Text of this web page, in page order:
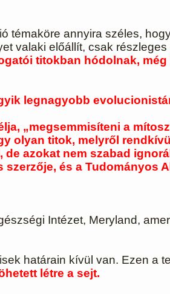
témaköre annyira széles,
valaki előállít, csak részleges
titokban hódolnak, még
legnagyobb
„megsemmisíteni a
olyan titok, melyről
de azokat nem szabad
szerzője, és a Tudományos
Intézet, Meryland,
határain kívül van. Ezen a
létre a sejt.